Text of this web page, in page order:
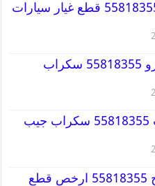
قطع غيار كيا 55818355 قطع غيار سيارات
قطع غيار باجيرو 55818355 سكراب
قطع غيار جيب 55818355 سكراب جيب
قطع غيار دودج 55818355 ارخص قطع